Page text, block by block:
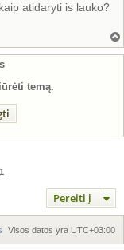
atidaryti is lauko?
i
temą.
1
Pereiti į
Visos datos yra UTC+03:00